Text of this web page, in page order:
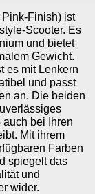
Finish) ist
Scooter. Es
und bietet
Gewicht.
es mit Lenkern
und passt
an. Die beiden
bei Ihren
Mit ihrem
Farben
spiegelt das
und
wider.